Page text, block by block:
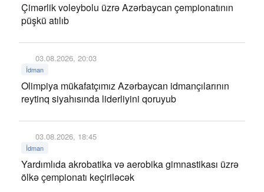
Çimərlik voleybolu üzrə Azərbaycan çempionatının
püşkü atılıb
03.08.2026, 20:03
İdman
Olimpiya mükafatçımız Azərbaycan idmançılarının
reytinq siyahısında liderliyini qoruyub
03.08.2026, 18:45
İdman
Yardımlıda akrobatika və aerobika gimnastikası üzrə
ölkə çempionatı keçiriləcək